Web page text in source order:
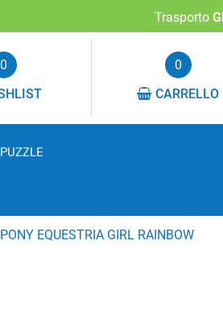
Trasporto
0
0
CARRELLO
PUZZLE
EQUESTRIA GIRL RAINBOW